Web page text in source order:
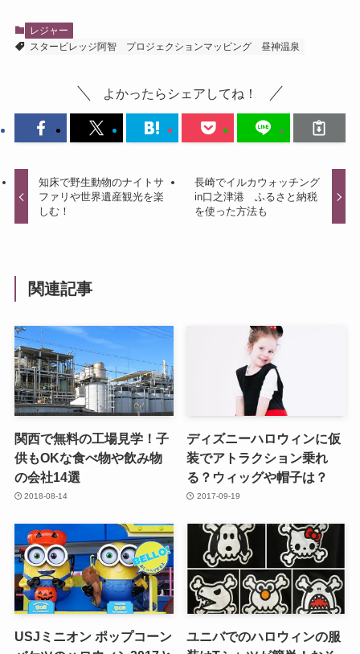
レジャー
スタービレッジ阿智
プロジェクションマッピング 昼神温泉
よかったらシェアしてね！
知床で野生動物のナイトサ
ファリや世界遺産観光を楽
しむ！
長崎でイルカウォッチング
in口之津港 ふるさと納税
を使った方法も
関連記事
関西で無料の工場見学！子
供もOKな食べ物や飲み物
の会社14選
2018-08-14
ディズニーハロウィンに仮
装でアトラクション乗れ
る？ウィッグや帽子は？
2017-09-19
USJミニオン ポップコーン
ユニバでのハロウィンの服